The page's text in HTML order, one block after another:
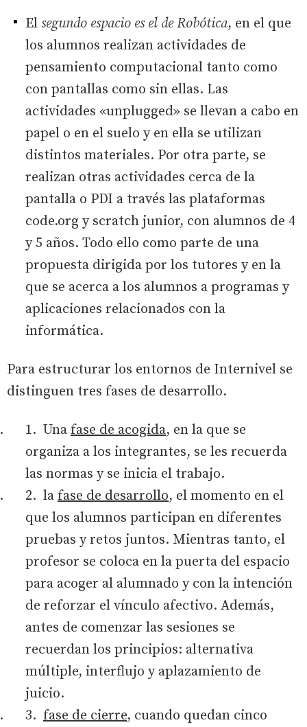
El segundo espacio es el de Robótica, en el que
los alumnos realizan actividades de
pensamiento computacional tanto como
con pantallas como sin ellas. Las
actividades «unplugged» se llevan a cabo en
papel o en el suelo y en ella se utilizan
distintos materiales. Por otra parte, se
realizan otras actividades cerca de la
pantalla o PDI a través las plataformas
code.org y scratch junior, con alumnos de 4
y 5 años. Todo ello como parte de una
propuesta dirigida por los tutores y en la
que se acerca a los alumnos a programas y
aplicaciones relacionados con la
informática.
Para estructurar los entornos de Internivel se
distinguen tres fases de desarrollo.
Una fase de acogida, en la que se
organiza a los integrantes, se les recuerda
las normas y se inicia el trabajo.
la fase de desarrollo, el momento en el
que los alumnos participan en diferentes
pruebas y retos juntos. Mientras tanto, el
profesor se coloca en la puerta del espacio
para acoger al alumnado y con la intención
de reforzar el vínculo afectivo. Además,
antes de comenzar las sesiones se
recuerdan los principios: alternativa
múltiple, interflujo y aplazamiento de
juicio.
fase de cierre, cuando quedan cinco